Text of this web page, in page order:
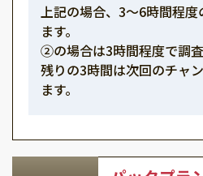
上記の場合、3～6時間程
ます。
②の場合は3時間程度で調査
残りの3時間は次回のチャ
ます。